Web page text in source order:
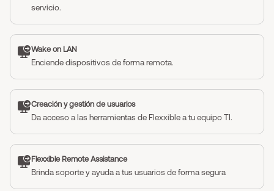
servicio.
Wake on LAN
Enciende dispositivos de forma remota.
Creación y gestión de usuarios
Da acceso a las herramientas de Flexxible a tu equipo TI.
Flexxible Remote Assistance
Brinda soporte y ayuda a tus usuarios de forma segura